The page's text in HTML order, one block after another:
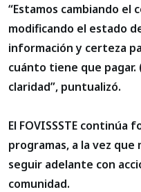
“Estamos cambiando el
modificando el estado
información y certeza
cuánto tiene que
claridad”, puntualizó.
El FOVISSSTE
programas, a la vez
seguir adelante con
comunidad.